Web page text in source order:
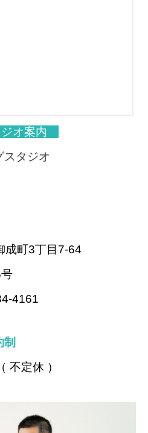
オ案内
スタジオ
町3丁目7-64
4161
定休 ）